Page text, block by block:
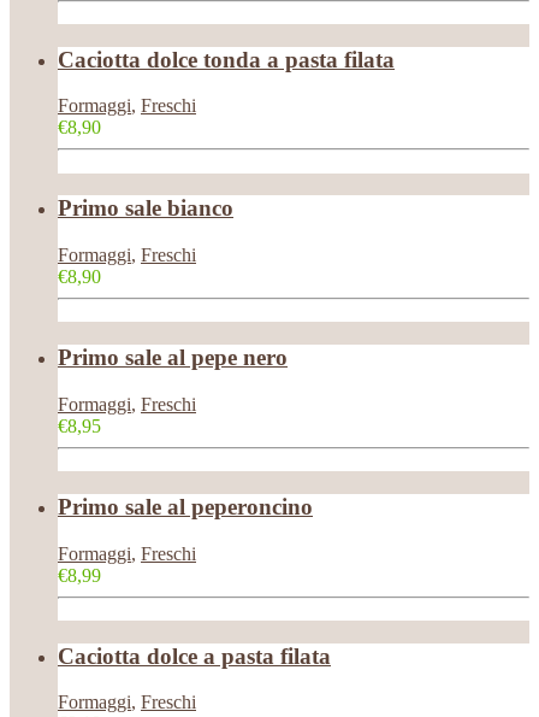
Caciotta dolce tonda a pasta filata
Formaggi, Freschi
€8,90
Primo sale bianco
Formaggi, Freschi
€8,90
Primo sale al pepe nero
Formaggi, Freschi
€8,95
Primo sale al peperoncino
Formaggi, Freschi
€8,99
Caciotta dolce a pasta filata
Formaggi, Freschi